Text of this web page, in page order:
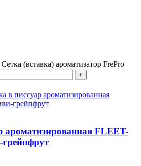
(вставка) ароматизатор FrePro
ароматизированная FLEET-
грейпфрут